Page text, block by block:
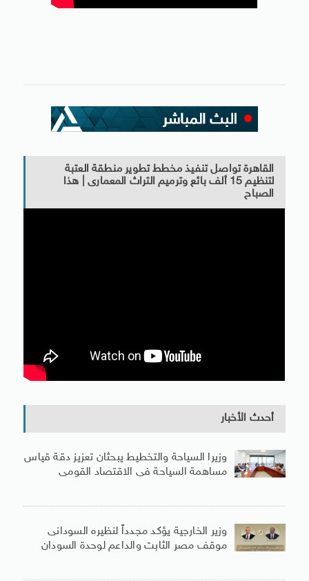
القاهرة تواصل تنفيذ مخطط تطوير منطقة العتبة
لتنظيم 15 ألف بائع وترميم التراث المعمارى | هذا
الصباح
أحدث الأخبار
وزيرا السياحة والتخطيط يبحثان تعزيز دقة قياس
مساهمة السياحة فى الاقتصاد القومى
وزير الخارجية يؤكد مجدداً لنظيره السودانى
موقف مصر الثابت والداعم لوحدة السودان